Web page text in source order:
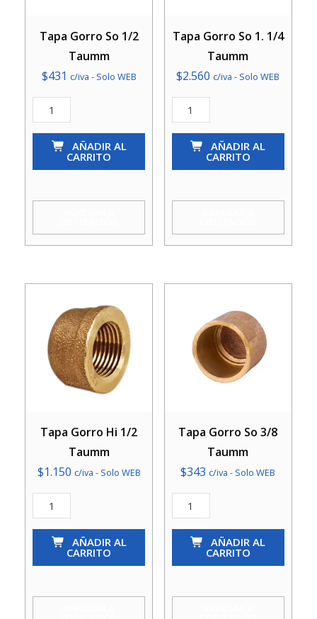
Tapa Gorro So 1/2
Taumm
$431 c/iva - Solo WEB
Tapa
Gorro
cantidad
AÑADIR AL
CARRITO
Tapa Gorro So 1. 1/4
Taumm
$2.560 c/iva - Solo WEB
Tapa
Gorro
Taumm
AÑADIR AL
CARRITO
Tapa Gorro Hi 1/2
Taumm
$1.150 c/iva - Solo WEB
Tapa
Gorro
cantidad
AÑADIR AL
CARRITO
Tapa Gorro So 3/8
Taumm
$343 c/iva - Solo WEB
Tapa
Gorro
cantidad
AÑADIR AL
CARRITO